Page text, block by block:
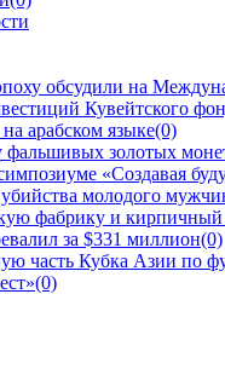
обсудили на
Кувейтского
арабском языке(0)
фальшивых золотых
«Создавая
молодого
фабрику и кирпичный
за $331 миллион(0)
часть Кубка Азии по
(0)